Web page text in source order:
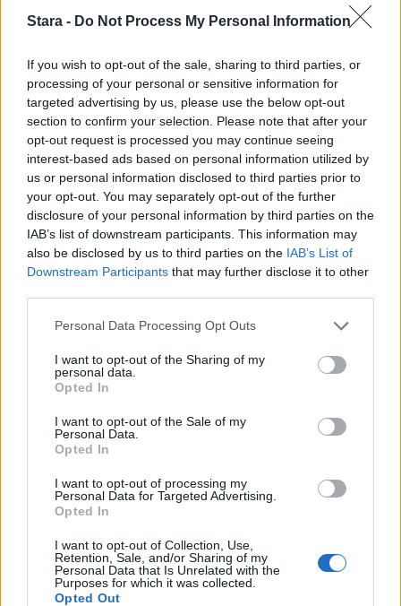
Stara - Do Not Process My Personal Information
If you wish to opt-out of the sale, sharing to third parties, or
processing of your personal or sensitive information for
targeted advertising by us, please use the below opt-out
section to confirm your selection. Please note that after your
opt-out request is processed you may continue seeing
interest-based ads based on personal information utilized by
us or personal information disclosed to third parties prior to
your opt-out. You may separately opt-out of the further
disclosure of your personal information by third parties on the
IAB’s list of downstream participants. This information may
also be disclosed by us to third parties on the IAB’s List of
Downstream Participants that may further disclose it to other
Personal Data Processing Opt Outs
I want to opt-out of the Sharing of my
personal data.
Opted In
I want to opt-out of the Sale of my
Personal Data.
Opted In
I want to opt-out of processing my
Personal Data for Targeted Advertising.
Opted In
I want to opt-out of Collection, Use,
Retention, Sale, and/or Sharing of my
Personal Data that Is Unrelated with the
Purposes for which it was collected.
Opted Out
Staran luetuimmat
1
Leskeneläke ei kuulu kaikille –
Kela muistuttaa tärkeästä
ikärajasta
2